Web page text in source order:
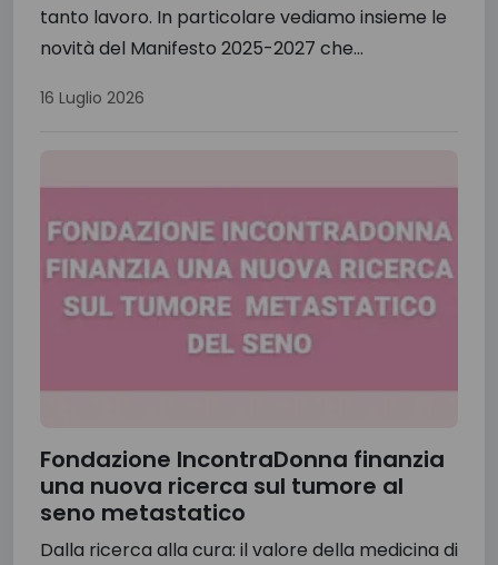
tanto lavoro. In particolare vediamo insieme le
novità del Manifesto 2025-2027 che...
16 Luglio 2026
Fondazione IncontraDonna finanzia
una nuova ricerca sul tumore al
seno metastatico
Dalla ricerca alla cura: il valore della medicina di